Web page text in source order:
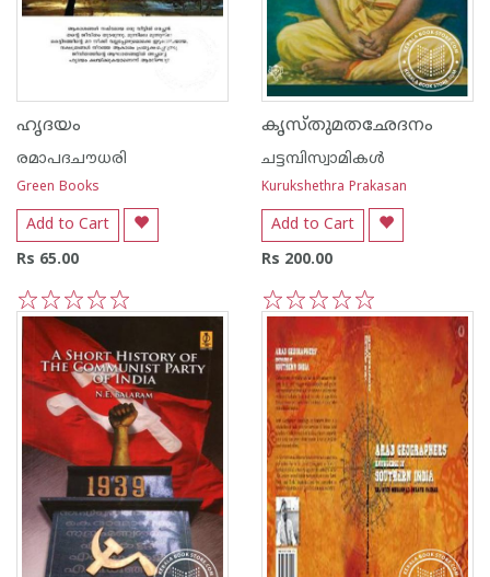
ഹൃദയം
രമാപദചൗധരി
Green Books
Add to Cart
Rs 65.00
5
4
3
2
1
കൃസ്തുമതഛേദനം
ചട്ടമ്പിസ്വാമികള്‍
Kurukshethra Prakasan
Add to Cart
Rs 200.00
5
4
3
2
1